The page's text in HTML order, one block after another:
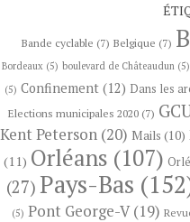
Bande cyclable (7) Belgique (7)
Bordeaux (5) boulevard de Châteaudun (5)
(5) Confinement (12) Dans les
Elections municipales 2020(7)
Kent Peterson (20) Mails (10)
(11) Orléans (107)
(27) Pays-Bas
(5) Pont George-V(19)